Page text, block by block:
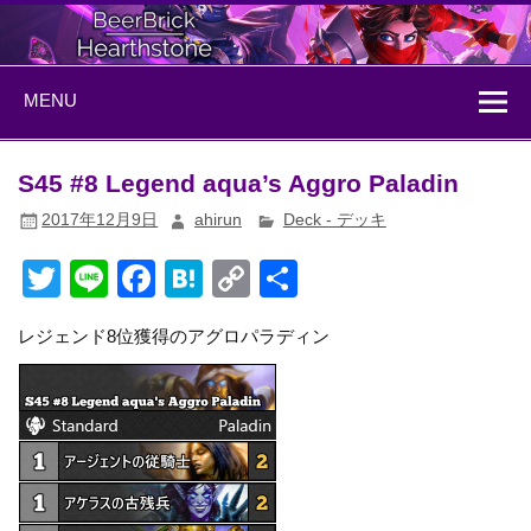
Skip
content
BeerBrick
Hearthstone
MENU
S45 #8 Legend aqua’s Aggro Paladin
2017年12月9日 ahirun Deck - デッキ
T
tt
er
Li
e
F
c
e
b
o
o
H
e
n
a
C
p
y
Li
n
k
レジェンド8位獲得のアグロパラディン